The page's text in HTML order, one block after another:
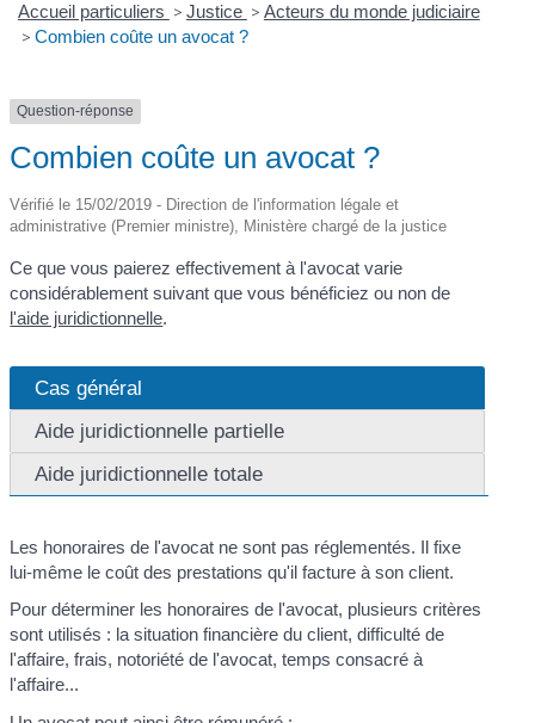
Accueil particuliers > Justice > Acteurs du monde judiciaire
> Combien coûte un avocat ?
Question-réponse
Combien coûte un avocat ?
Vérifié le 15/02/2019 - Direction de l'information légale et
administrative (Premier ministre), Ministère chargé de la justice
Ce que vous paierez effectivement à l'avocat varie
considérablement suivant que vous bénéficiez ou non de
l'aide juridictionnelle.
Cas général
Aide juridictionnelle partielle
Aide juridictionnelle totale
Les honoraires de l'avocat ne sont pas réglementés. Il fixe
lui-même le coût des prestations qu'il facture à son client.
Pour déterminer les honoraires de l'avocat, plusieurs critères
sont utilisés : la situation financière du client, difficulté de
l'affaire, frais, notoriété de l'avocat, temps consacré à
l'affaire...